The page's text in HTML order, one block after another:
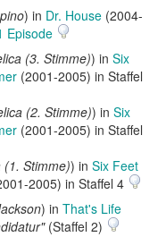
) in Dr. House (2004-
Episode
(3. Stimme)) in Six
(2001-2005) in Staffel
(2. Stimme)) in Six
(2001-2005) in Staffel
(1. Stimme)) in Six Feet
2005) in Staffel 4
) in That's Life
(Staffel 2)